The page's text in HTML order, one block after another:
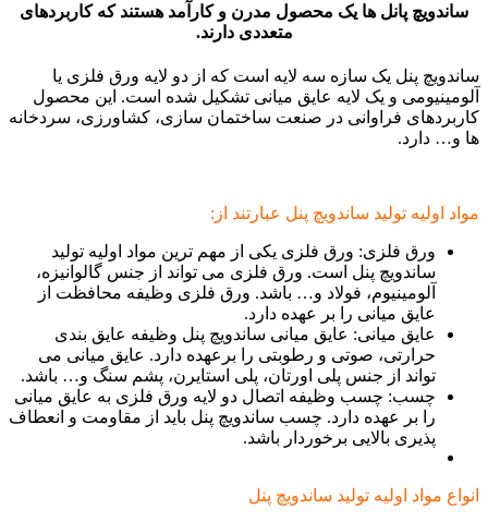
ساندویچ پانل ها یک محصول مدرن و کارآمد هستند که کاربردهای
متعددی دارند.
ساندویچ پنل یک سازه سه لایه است که از دو لایه ورق فلزی یا
آلومینیومی و یک لایه عایق میانی تشکیل شده است. این محصول
کاربردهای فراوانی در صنعت ساختمان سازی، کشاورزی، سردخانه
ها و… دارد.
مواد اولیه تولید ساندویچ پنل عبارتند از:
ورق فلزی: ورق فلزی یکی از مهم ترین مواد اولیه تولید
ساندویچ پنل است. ورق فلزی می تواند از جنس گالوانیزه،
آلومینیوم، فولاد و… باشد. ورق فلزی وظیفه محافظت از
عایق میانی را بر عهده دارد.
عایق میانی: عایق میانی ساندویچ پنل وظیفه عایق بندی
حرارتی، صوتی و رطوبتی را برعهده دارد. عایق میانی می
تواند از جنس پلی اورتان، پلی استایرن، پشم سنگ و… باشد.
چسب: چسب وظیفه اتصال دو لایه ورق فلزی به عایق میانی
را بر عهده دارد. چسب ساندویچ پنل باید از مقاومت و انعطاف
پذیری بالایی برخوردار باشد.
انواع مواد اولیه تولید ساندویچ پنل